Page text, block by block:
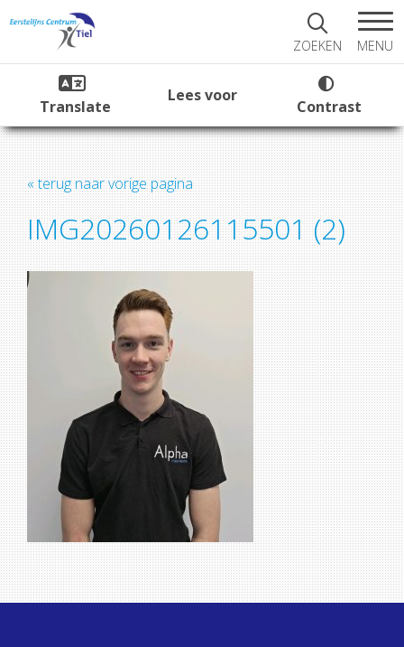
ZOEKEN MENU
Translate
Lees voor
Contrast
« terug naar vorige pagina
IMG20260126115501 (2)